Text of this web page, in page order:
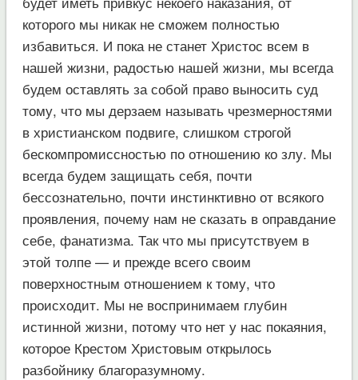
которого мы никак не сможем полностью
избавиться. И пока не станет Христос всем в
нашей жизни, радостью нашей жизни, мы всегда
будем оставлять за собой право выносить суд
тому, что мы дерзаем называть чрезмерностями
в христианском подвиге, слишком строгой
бескомпромиссностью по отношению ко злу. Мы
всегда будем защищать себя, почти
бессознательно, почти инстинктивно от всякого
проявления, почему нам не сказать в оправдание
себе, фанатизма. Так что мы присутствуем в
этой толпе — и прежде всего своим
поверхностным отношением к тому, что
происходит. Мы не воспринимаем глубин
истинной жизни, потому что нет у нас покаяния,
которое Крестом Христовым открылось
разбойнику благоразумному.